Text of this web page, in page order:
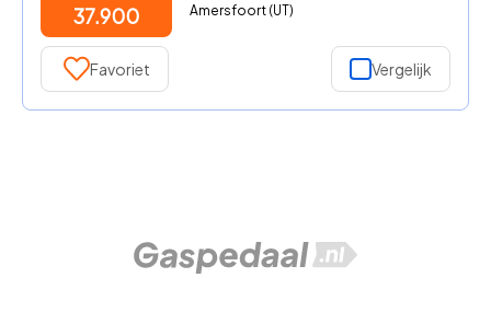
37.900
Amersfoort (UT)
Favoriet Vergelijk